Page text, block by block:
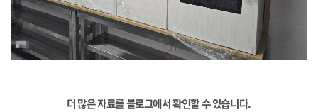
더 많은 자료를 블로그에서 확인할 수 있습니다.